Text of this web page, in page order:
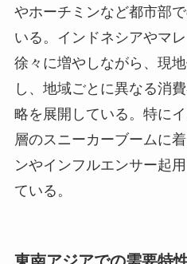
やホーチミンなど都市部
いる。インドネシアやマ
徐々に増やしながら、現
し、地域ごとに異なる消
略を展開している。特に
層のスニーカーブームに
ンやインフルエンサー起
ている。